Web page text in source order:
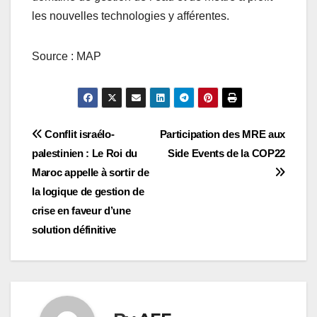
les nouvelles technologies y afférentes.
Source : MAP
Navigation
de
l’article
Participation des MRE aux
Side Events de la COP22
Conflit israélo-
palestinien : Le Roi du
Maroc appelle à sortir de
la logique de gestion de
crise en faveur d’une
solution définitive